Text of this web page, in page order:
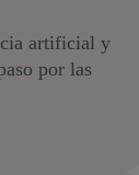
artificial y
por las